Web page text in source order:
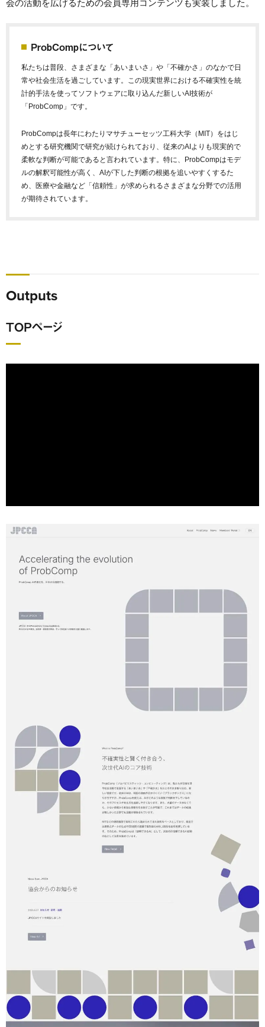
会の活動を広げるための会員専用コンテンツも実装しました。
ProbCompについて
私たちは普段、さまざまな「あいまいさ」や「不確かさ」のなかで日
常や社会生活を過ごしています。この現実世界における不確実性を統
計的手法を使ってソフトウェアに取り込んだ新しいAI技術が
「ProbComp」です。
ProbCompは長年にわたりマサチューセッツ工科大学（MIT）をはじ
めとする研究機関で研究が続けられており、従来のAIよりも現実的で
柔軟な判断が可能であると言われています。特に、ProbCompはモデ
ルの解釈可能性が高く、AIが下した判断の根拠を追いやすくするた
め、医療や金融など「信頼性」が求められるさまざまな分野での活用
が期待されています。
Outputs
TOPページ